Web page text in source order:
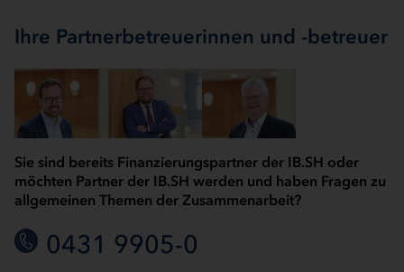
Ihre Partnerbetreuerinnen und -betreuer
Sie sind bereits Finanzierungspartner der IB.SH oder
möchten Partner der IB.SH werden und haben Fragen zu
allgemeinen Themen der Zusammenarbeit?
0431 9905-0